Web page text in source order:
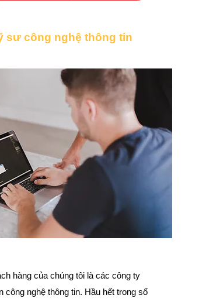
sư công nghệ thông tin
hàng của chúng tôi là các công ty
công nghệ thông tin. Hầu hết trong số